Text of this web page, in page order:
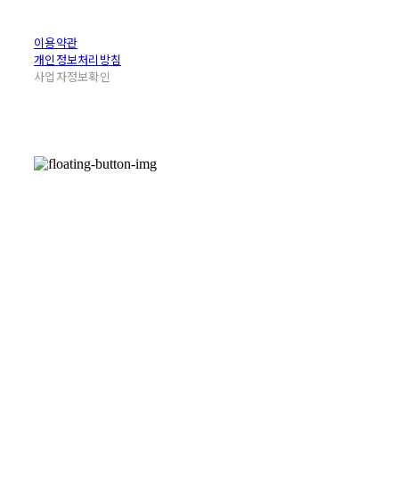
이용약관
개인정보처리방침
사업자정보확인